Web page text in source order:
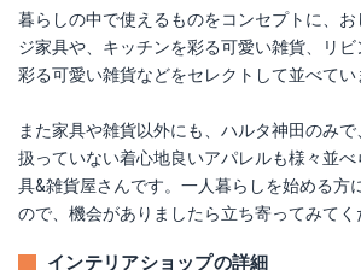
暮らしの中で使えるものをコンセプトに、
ジ家具や、キッチンを彩る可愛い雑貨、リ
彩る可愛い雑貨などをセレクトして並べてい
また家具や雑貨以外にも、ハルタ神田のみ
扱っていない着心地良いアパレルも様々並
具&雑貨屋さんです。一人暮らしを始める方
ので、機会がありましたら立ち寄ってみてく
インテリアショップの詳細